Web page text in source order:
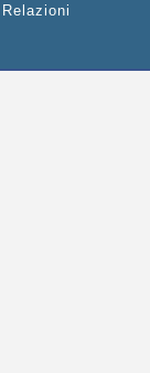
Relazioni